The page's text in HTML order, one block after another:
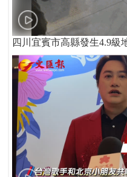
四川宜賓市高縣發生4.9